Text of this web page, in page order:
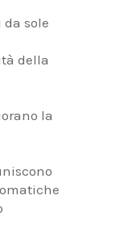
da sole
della
la